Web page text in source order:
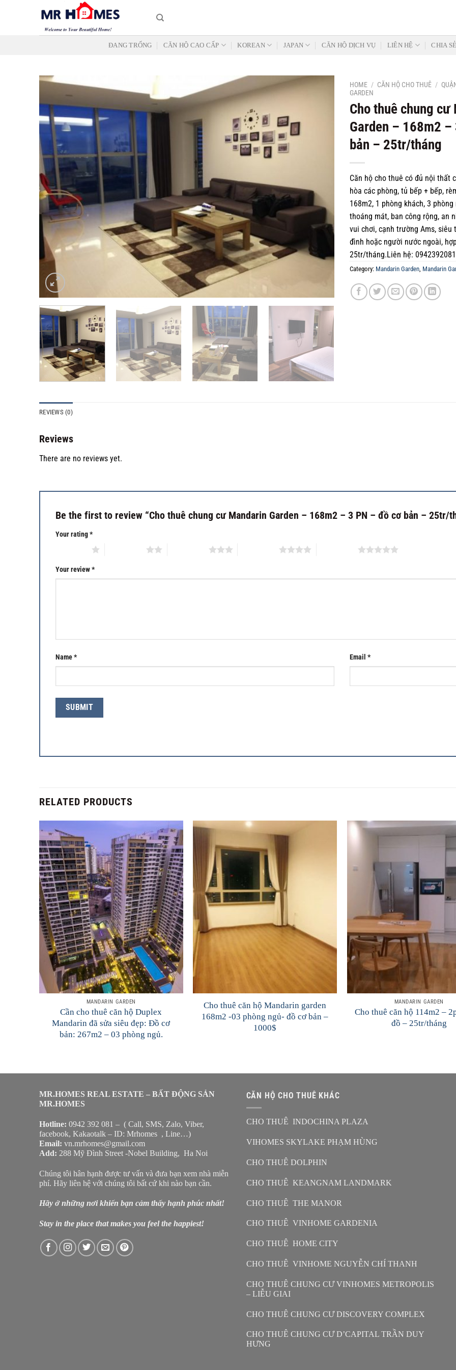
ĐANG TRỐNG CĂN HỘ CAO CẤP KOREAN JAPAN CĂN HỘ DỊCH VỤ LIÊN HỆ CHIA
HOME / CĂN HỘ CHO THUÊ /
GARDEN
Cho thuê chung cư
Garden – 168m2
bản – 25tr/tháng
Căn hộ cho thuê có đủ nội thất
hòa các phòng, tủ bếp + bếp,
168m2, 1 phòng khách, 3
thoáng mát, ban công rộng, an
vui chơi, cạnh trường Ams,
đình hoặc người nước ngoài,
25tr/tháng.Liên hệ: 0942392081
Category: Mandarin Garden Mandarin
REVIEWS (0)
Reviews
There are no reviews yet.
Be the first to review “Cho thuê chung cư Mandarin Garden – 168m2 – 3 PN – đồ cơ bản – 25tr/
Your rating*
Your review*
Name* Email *
RELATED PRODUCTS
Add to
Wishlist
MANDARIN GARDEN
Cần cho thuê căn hộ Duplex
Mandarin đã sửa siêu đẹp: Đồ cơ
bản: 267m2 – 03 phòng ngủ.
Cho thuê căn hộ Mandarin garden
168m2 -03 phòng ngủ- đồ cơ bản –
1000$
MANDARIN GARDEN
Cho thuê căn hộ 114m2 –
đồ – 25tr/tháng
MR.HOMES REAL ESTATE – BẤT ĐỘNG SẢN
MR.HOMES
Hotline: 0942 392 081 – ( Call, SMS, Zalo, Viber,
facebook, Kakaotalk – ID: Mrhomes , Line…)
Email: vn.mrhomes@gmail.com
Add: 288 Mỹ Đình Street -Nobel Building, Ha Noi
Chúng tôi hân hạnh được tư vấn và đưa bạn xem nhà miễn
phí. Hãy liên hệ với chúng tôi bất cứ khi nào bạn cần.
Hãy ở những nơi khiến bạn cảm thấy hạnh phúc nhất!
Stay in the place that makes you feel the happiest!
CĂN HỘ CHO THUÊ KHÁC
CHO THUÊ INDOCHINA PLAZA
VIHOMES SKYLAKE PHẠM HÙNG
CHO THUÊ DOLPHIN
CHO THUÊ KEANGNAM LANDMARK
CHO THUÊ THE MANOR
CHO THUÊ VINHOME GARDENIA
CHO THUÊ HOME CITY
CHO THUÊ VINHOME NGUYỄN CHÍ THANH
CHO THUÊ CHUNG CƯ VINHOMES METROPOLIS
– LIỄU GIAI
CHO THUÊ CHUNG CƯ DISCOVERY COMPLEX
CHO THUÊ CHUNG CƯ D’CAPITAL TRẦN DUY
HƯNG